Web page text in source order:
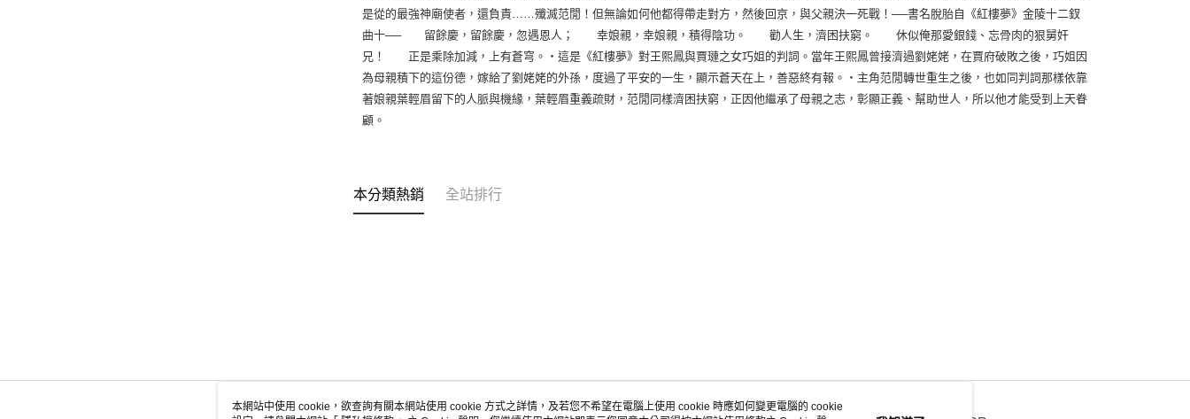
是從的最強神廟使者，還負責……殲滅范閒！但無論如何他都得帶走對方，然後回京，與父親決一死戰！──書名脫胎自《紅樓夢》金陵十二釵
曲十── 留餘慶，留餘慶，忽遇恩人； 幸娘親，幸娘親，積得陰功。 勸人生，濟困扶窮。 休似俺那愛銀錢、忘骨肉的狠舅奸
兄！ 正是乘除加減，上有蒼穹。‧這是《紅樓夢》對王熙鳳與賈璉之女巧姐的判詞。當年王熙鳳曾接濟過劉姥姥，在賈府破敗之後，巧姐因
為母親積下的這份德，嫁給了劉姥姥的外孫，度過了平安的一生，顯示蒼天在上，善惡終有報。‧主角范閒轉世重生之後，也如同判詞那樣依靠
著娘親葉輕眉留下的人脈與機緣，葉輕眉重義疏財，范閒同樣濟困扶窮，正因他繼承了母親之志，彰顯正義、幫助世人，所以他才能受到上天眷
顧。
本分類熱銷 全站排行
本網站中使用 cookie，欲查詢有關本網站使用 cookie 方式之詳情，及若您不希望在電腦上使用 cookie 時應如何變更電腦的 cookie